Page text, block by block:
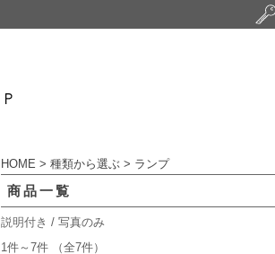
HOME > 種類から選ぶ > ランプ
商品一覧
説明付き / 写真のみ
1件～7件 （全7件）